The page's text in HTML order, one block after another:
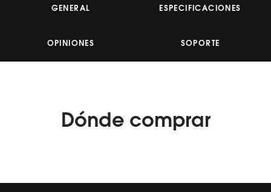
valoración.
Enlace
la
GENERAL ESPECIFICACIONES
OPINIONES SOPORTE
Dónde comprar